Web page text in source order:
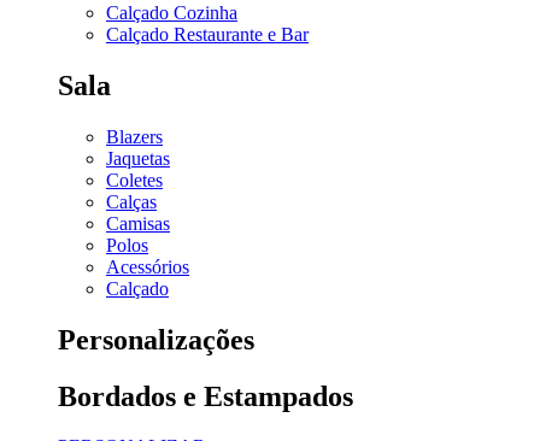
Calçado Cozinha
Calçado Restaurante e Bar
Sala
Blazers
Jaquetas
Coletes
Calças
Camisas
Polos
Acessórios
Calçado
Personalizações
Bordados e Estampados